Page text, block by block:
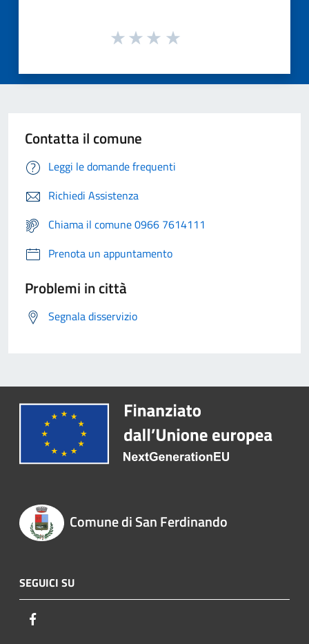
Contatta il comune
Leggi le domande frequenti
Richiedi Assistenza
Chiama il comune 0966 7614111
Prenota un appuntamento
Problemi in città
Segnala disservizio
Comune di San Ferdinando
SEGUICI SU